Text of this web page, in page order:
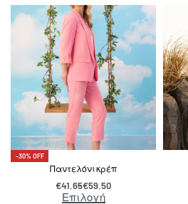
-30% OFF
Παντελόνι κρέπ
€41.65€59.50
Επιλογή